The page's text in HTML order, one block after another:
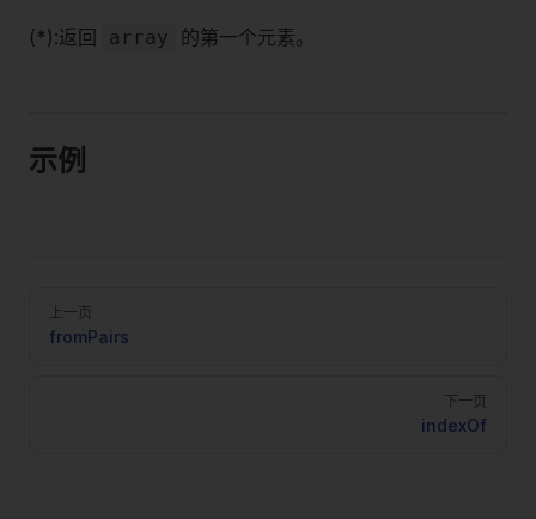
(*):返回 array 的第一个元素。
示例
Pager
上一页
fromPairs
下一页
indexOf